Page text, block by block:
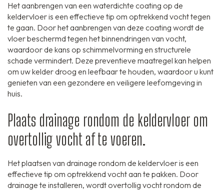
Het aanbrengen van een waterdichte coating op de
keldervloer is een effectieve tip om optrekkend vocht tegen
te gaan. Door het aanbrengen van deze coating wordt de
vloer beschermd tegen het binnendringen van vocht,
waardoor de kans op schimmelvorming en structurele
schade vermindert. Deze preventieve maatregel kan helpen
om uw kelder droog en leefbaar te houden, waardoor u kunt
genieten van een gezondere en veiligere leefomgeving in
huis.
Plaats drainage rondom de keldervloer om
overtollig vocht af te voeren.
Het plaatsen van drainage rondom de keldervloer is een
effectieve tip om optrekkend vocht aan te pakken. Door
drainage te installeren, wordt overtollig vocht rondom de